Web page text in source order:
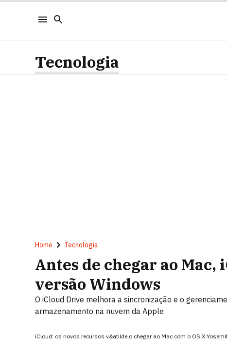
Tecnologia
Home Tecnologia
Antes de chegar ao
versão Windows
O iCloud Drive melhora a sincronização e o
armazenamento na nuvem da Apple
iCloud: os novos recursos v&atilde;o chegar ao Mac com o OS X